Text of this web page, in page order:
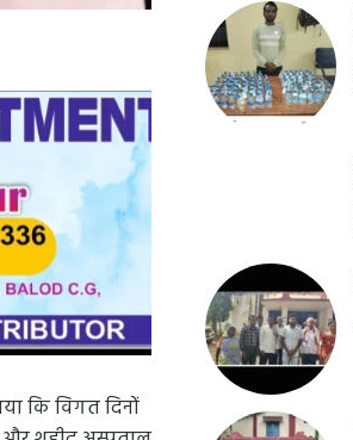
कि विगत दिनों